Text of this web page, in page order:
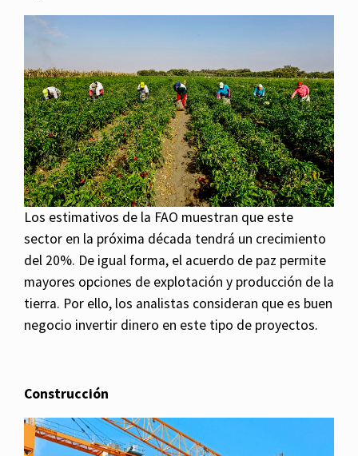
Los estimativos de la FAO muestran que este
sector en la próxima década tendrá un crecimiento
del 20%. De igual forma, el acuerdo de paz permite
mayores opciones de explotación y producción de la
tierra. Por ello, los analistas consideran que es buen
negocio invertir dinero en este tipo de proyectos.
Construcción